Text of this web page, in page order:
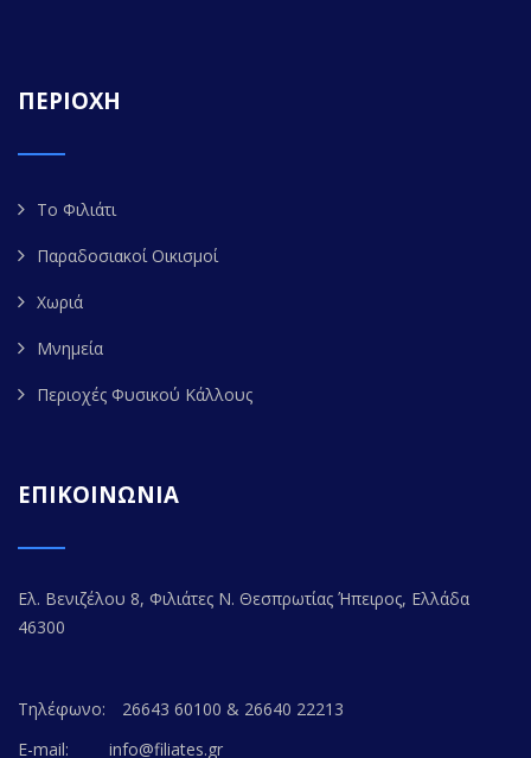
ΠΕΡΙΟΧΗ
Το Φιλιάτι
Παραδοσιακοί Οικισμοί
Χωριά
Μνημεία
Περιοχές Φυσικού Κάλλους
ΕΠΙΚΟΙΝΩΝΙΑ
Ελ. Βενιζέλου 8, Φιλιάτες Ν. Θεσπρωτίας Ήπειρος, Ελλάδα
46300
Τηλέφωνο:
26643 60100 & 26640 22213
E-mail:
info@filiates.gr